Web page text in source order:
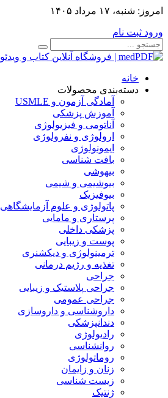
امروز: شنبه، ۱۷ مرداد ۱۴۰۵
ورود ثبت نام
خانه
دسته‌بندی محصولات
آمادگی آزمون و USMLE
آموزش پزشکی
آناتومی و فیزیولوژی
ارولوژی و نفرولوژی
ایمونولوژی
بافت شناسی
بیهوشی
بیوشیمی و شیمی
بیوفیزیک
پاتولوژی و علوم آزمایشگاهی
پرستاری و مامایی
پزشکی داخلی
پوست و زیبایی
ترمینولوژی و دیکشنری
تغذیه و رژیم درمانی
جراحی
جراحی پلاستیک و زیبایی
جراحی عمومی
داروشناسی و داروسازی
دندانپزشکی
رادیولوژی
روانشناسی
روماتولوژی
زنان و زایمان
زیست شناسی
ژنتیک